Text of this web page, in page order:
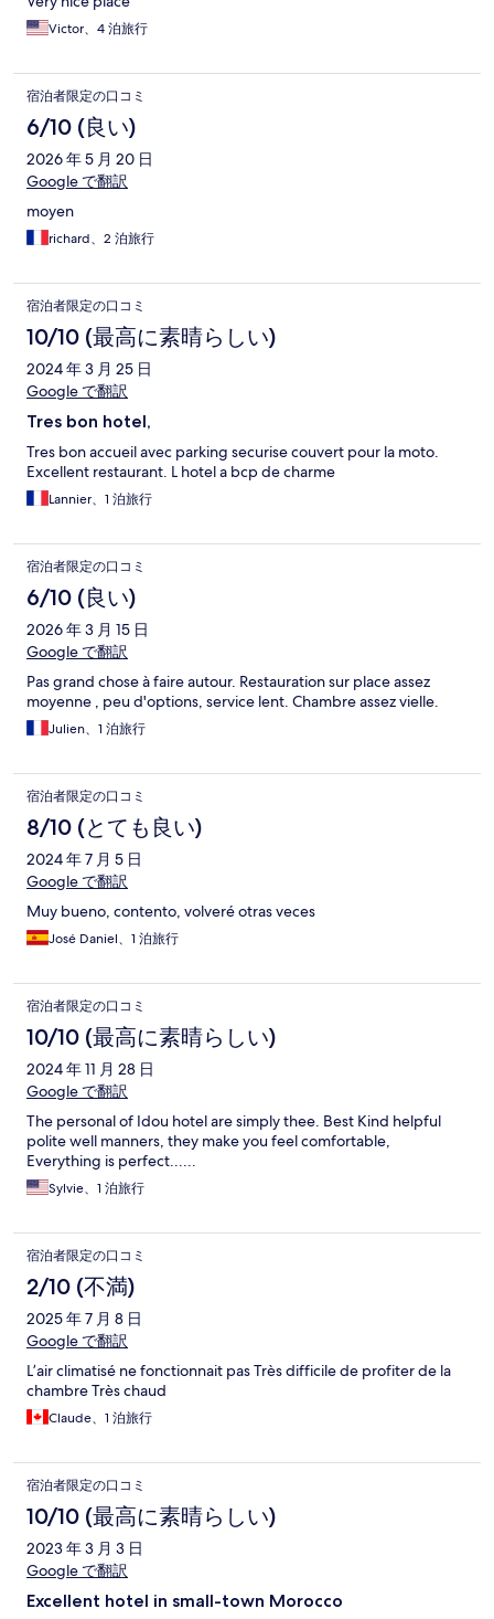
Victor、4 泊旅行
宿泊者限定の口コミ
6/10 (良い)
2026 年 5 月 20 日
Google で翻訳
moyen
richard、2 泊旅行
宿泊者限定の口コミ
10/10 (最高に素晴らしい)
2024 年 3 月 25 日
Google で翻訳
Tres bon hotel,
Tres bon accueil avec parking securise couvert pour la moto.
Excellent restaurant. L hotel a bcp de charme
Lannier、1 泊旅行
宿泊者限定の口コミ
6/10 (良い)
2026 年 3 月 15 日
Google で翻訳
Pas grand chose à faire autour. Restauration sur place assez
moyenne , peu d'options, service lent. Chambre assez vielle.
Julien、1 泊旅行
宿泊者限定の口コミ
8/10 (とても良い)
2024 年 7 月 5 日
Google で翻訳
Muy bueno, contento, volveré otras veces
José Daniel、1 泊旅行
宿泊者限定の口コミ
10/10 (最高に素晴らしい)
2024 年 11 月 28 日
Google で翻訳
The personal of Idou hotel are simply thee. Best Kind helpful
polite well manners, they make you feel comfortable,
Everything is perfect......
Sylvie、1 泊旅行
宿泊者限定の口コミ
2/10 (不満)
2025 年 7 月 8 日
Google で翻訳
L’air climatisé ne fonctionnait pas Très difficile de profiter de la
chambre Très chaud
Claude、1 泊旅行
宿泊者限定の口コミ
10/10 (最高に素晴らしい)
2023 年 3 月 3 日
Google で翻訳
Excellent hotel in small-town Morocco